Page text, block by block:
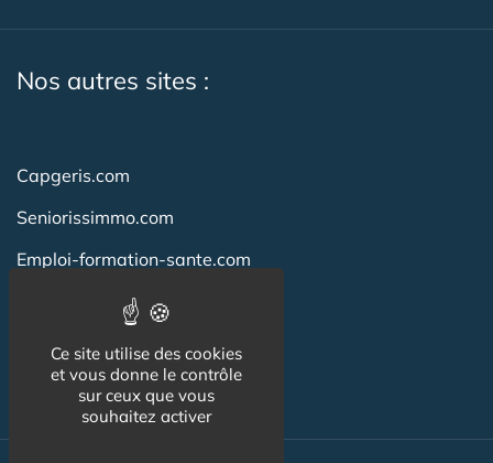
Nos autres sites :
Capgeris.com
Seniorissimmo.com
Emploi-formation-sante.com
Creche-et-naissance.com
Co-Living & Co-Working
Ce site utilise des cookies
et vous donne le contrôle
sur ceux que vous
souhaitez activer